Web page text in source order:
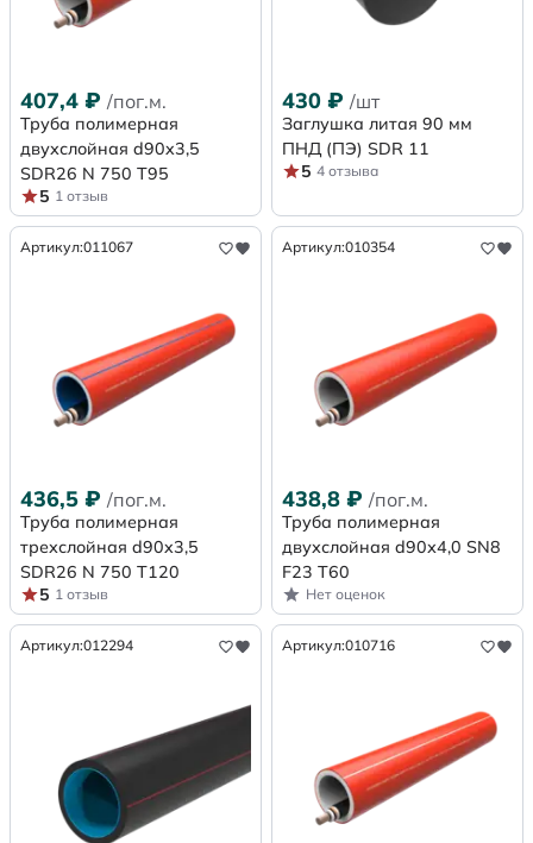
407,4 ₽ /пог.м.
Труба полимерная
двухслойная d90x3,5
SDR26 N 750 Т95
5 1 отзыв
430 ₽ /шт
Заглушка литая 90 мм
ПНД (ПЭ) SDR 11
5 4 отзыва
Артикул:011067
436,5 ₽ /пог.м.
Труба полимерная
трехслойная d90x3,5
SDR26 N 750 Т120
5 1 отзыв
Артикул:010354
438,8 ₽ /пог.м.
Труба полимерная
двухслойная d90х4,0 SN8
F23 Т60
Нет оценок
Артикул:012294 Артикул:010716